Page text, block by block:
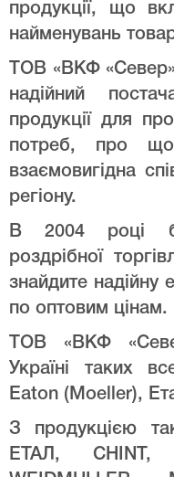
продукції, що
найменувань
ТОВ «ВКФ
надійний
продукції для
потреб, про що
взаємовигідна
регіону.
В 2004 році
роздрібної
знайдите надійну
по оптовим цінам.
ТОВ «ВКФ
Україні таких
Eaton (Moeller),
З продукцією
ЕТАЛ, CHINT,